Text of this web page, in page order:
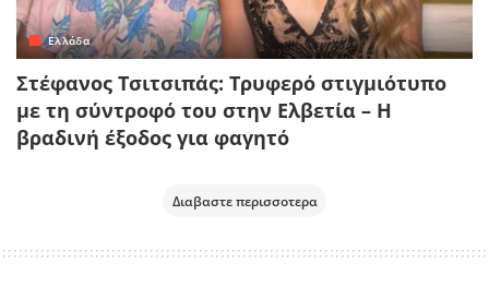
Ελλάδα
Στέφανος Τσιτσιπάς: Τρυφερό στιγμιότυπο
με τη σύντροφό του στην Ελβετία – Η
βραδινή έξοδος για φαγητό
Διαβαστε περισσοτερα